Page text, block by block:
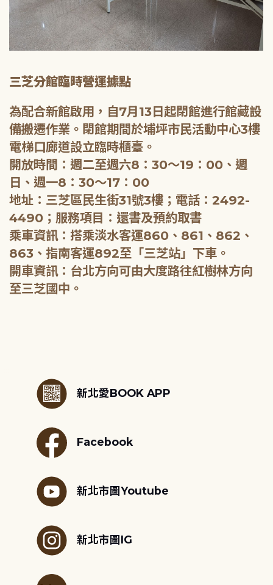
三芝分館臨時營運據點
為配合新館啟用，自7月13日起閉館進行館藏設
備搬遷作業。閉館期間於埔坪市民活動中心3樓
電梯口廊道設立臨時櫃臺。
開放時間：週二至週六8：30～19：00、週
日、週一8：30～17：00
地址：三芝區民生街31號3樓；電話：2492-
4490；服務項目：還書及預約取書
乘車資訊：搭乘淡水客運860、861、862、
863、指南客運892至「三芝站」下車。
開車資訊：台北方向可由大度路往紅樹林方向
至三芝國中。
新北愛BOOK APP
Facebook
新北市圖Youtube
新北市圖IG